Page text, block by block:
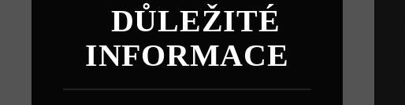
DŮLEŽITÉ
INFORMACE